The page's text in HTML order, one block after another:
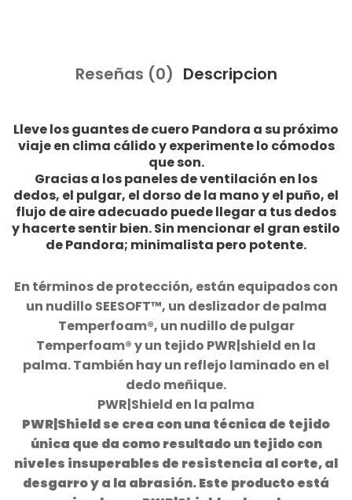
Reseñas (0) Descripcion
Lleve los guantes de cuero Pandora a su próximo
viaje en clima cálido y experimente lo cómodos
que son.
Gracias a los paneles de ventilación en los
dedos, el pulgar, el dorso de la mano y el puño, el
flujo de aire adecuado puede llegar a tus dedos
y hacerte sentir bien. Sin mencionar el gran estilo
de Pandora; minimalista pero potente.
En términos de protección, están equipados con
un nudillo SEESOFT™, un deslizador de palma
Temperfoam®, un nudillo de pulgar
Temperfoam® y un tejido PWR|shield en la
palma. También hay un reflejo laminado en el
dedo meñique.
PWR|Shield en la palma
PWR|Shield se crea con una técnica de tejido
única que da como resultado un tejido con
niveles insuperables de resistencia al corte, al
desgarro y a la abrasión. Este producto está